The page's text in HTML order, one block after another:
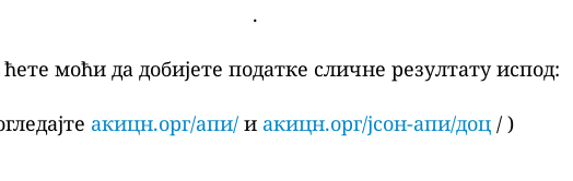
.
моћи да добијете податке сличне резултату испод:
акицн.орг/апи/ и акицн.орг/јсон-апи/доц / )